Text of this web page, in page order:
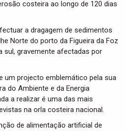
costeira ao longo de 120 dias
a dragagem de sedimentos
Norte do porto da Figueira da Foz
sul, gravemente afectadas por
um projecto emblemático pela sua
do Ambiente e da Energia
a realizar é uma das mais
na orla costeira nacional.
de alimentação artificial de